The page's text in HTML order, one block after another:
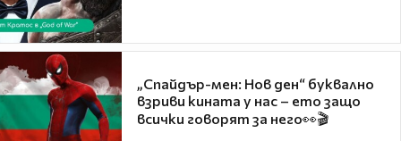
„Спайдър-мен: Нов ден“ буквално
взриви кината у нас – ето защо
всички говорят за него👀🎬